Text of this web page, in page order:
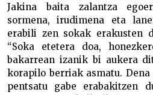
Jakina baita zalantza
sormena, irudimena eta
erabili zen sokak erakusten
“Soka etetera doa,
bakarrean izanik bi aukera
korapilo berriak asmatu.
pentsatu gabe erabakitzen